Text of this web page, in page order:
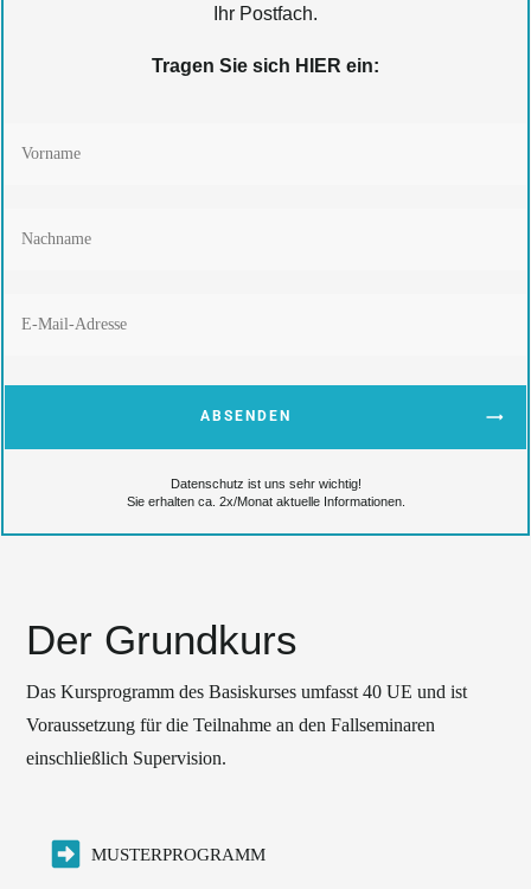
Ihr Postfach.
Tragen Sie sich HIER ein:
ABSENDEN
Datenschutz ist uns sehr wichtig!
Sie erhalten ca. 2x/Monat aktuelle Informationen.
Der Grundkurs
Das Kursprogramm des Basiskurses umfasst 40 UE und ist
Voraussetzung für die Teilnahme an den Fallseminaren
einschließlich Supervision.
MUSTERPROGRAMM